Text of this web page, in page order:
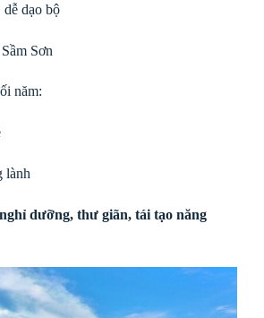
dạo bộ
Sơn
năm:
lành
nghỉ dưỡng, thư giãn, tái tạo năng